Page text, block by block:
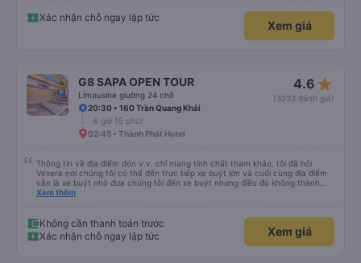
Xác nhận chỗ ngay lập tức
Xem giá
G8 SAPA OPEN TOUR
Limousine giường 24 chỗ
4.6 star_rate
(3233 đánh giá)
20:30 • 160 Trần Quang Khải
6 giờ 15 phút
02:45 • Thành Phát Hotel
Thông tin về địa điểm đón v.v. chỉ mang tính chất tham khảo, tôi đã hỏi
Vexere nơi chúng tôi có thể đến trực tiếp xe buýt lớn và cuối cùng địa điểm
vẫn là xe buýt nhỏ đưa chúng tôi đến xe buýt nhưng điều đó không thành
vấn đề. Chúng tôi khởi hành đúng giờ từ Hà Nội nhưng đã nghỉ rất lâu ở sân
30 phút hai lần ở khu vực đường cao tốc (3 nghìn đồng để sử dụng phòng
tắm và chúng rất sạch sẽ) và cũng có thể mua rất nhiều đồ ăn nhẹ và thức
ăn khác nhau. Ghế ngồi rất thoải mái! Hãy nhớ rằng đôi khi chất lượng đường
Xem thêm
Không cần thanh toán trước
Xác nhận chỗ ngay lập tức
Xem giá